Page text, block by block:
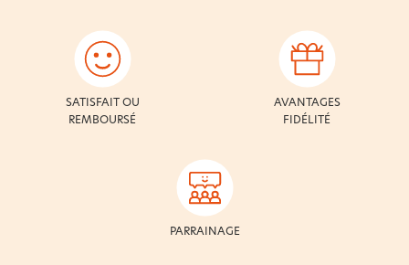
SATISFAIT OU
REMBOURSÉ
AVANTAGES
FIDÉLITÉ
PARRAINAGE